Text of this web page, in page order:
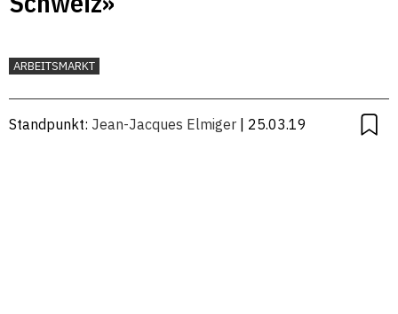
ARBEITSMARKT
Standpunkt: Jean-Jacques Elmiger | 25.03.19